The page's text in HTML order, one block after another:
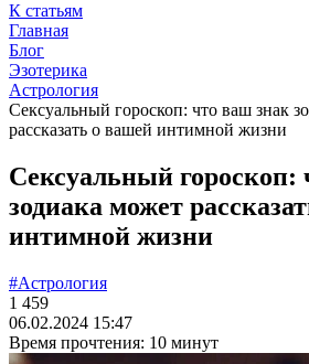
К статьям
Главная
Блог
Эзотерика
Астрология
Сексуальный гороскоп: что ваш знак
рассказать о вашей интимной жизни
Сексуальный гороскоп:
зодиака может
интимной жизни
#Астрология
1 459
06.02.2024 15:47
Время прочтения: 10 минут